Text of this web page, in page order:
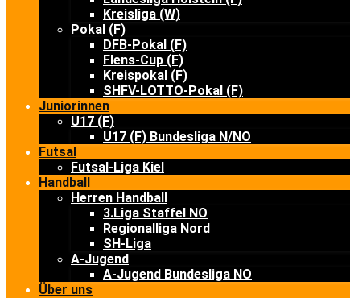
Kreisliga (W)
Pokal (F)
DFB-Pokal (F)
Flens-Cup (F)
Kreispokal (F)
SHFV-LOTTO-Pokal (F)
Juniorinnen
U17 (F)
U17 (F) Bundesliga N/NO
Futsal
Futsal-Liga Kiel
Handball
Herren Handball
3.Liga Staffel NO
Regionalliga Nord
SH-Liga
A-Jugend
A-Jugend Bundesliga NO
Über uns